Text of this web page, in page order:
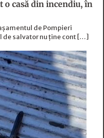
o casă din incendiu, în
de Pompieri
de salvator nu ține cont […]